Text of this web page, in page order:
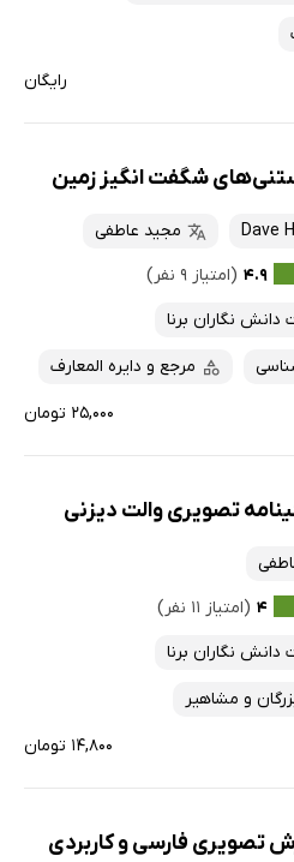
رایگان
شگفت انگیز زمین
Dave
مجید عاطفی
۴.۹ (امتیاز ۹ نفر)
دانش نگاران برنا
مرجع و دایره المعارف
۲۵,۰۰۰ تومان
تصویری والت دیزنی
۴ (امتیاز ۱۱ نفر)
دانش نگاران برنا
و مشاهیر
۱۴,۸۰۰ تومان
تصویری فارسی و کاربردی